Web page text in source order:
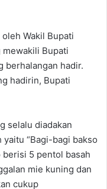
Wakil Bupati
mewakili Bupati
berhalangan hadir.
hadirin, Bupati
selalu diadakan
“Bagi-bagi bakso
berisi 5 pentol basah
mie kuning dan
cukup